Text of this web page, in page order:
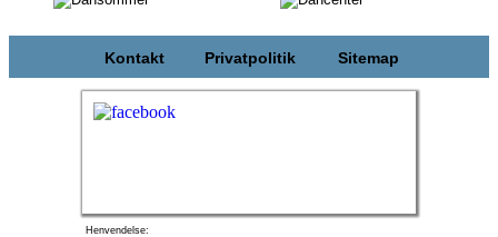
Kontakt Privatpolitik Sitemap
Henvendelse: